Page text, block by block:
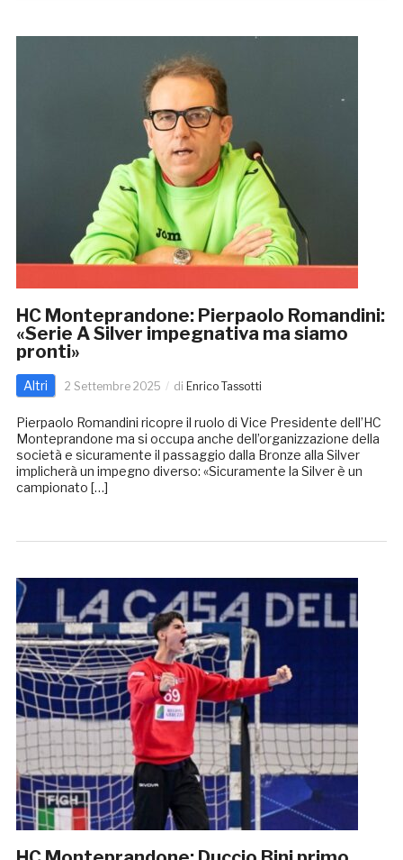
HC Monteprandone: Pierpaolo Romandini:
«Serie A Silver impegnativa ma siamo
pronti»
Altri 2 Settembre 2025 di Enrico Tassotti
Pierpaolo Romandini ricopre il ruolo di Vice Presidente dell’HC
Monteprandone ma si occupa anche dell’organizzazione della
società e sicuramente il passaggio dalla Bronze alla Silver
implicherà un impegno diverso: «Sicuramente la Silver è un
campionato […]